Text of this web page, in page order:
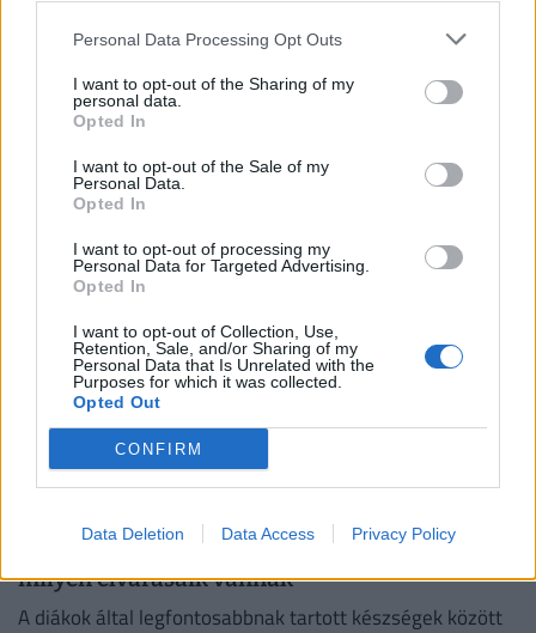
Personal Data Processing Opt Outs
I want to opt-out of the Sharing of my
personal data.
Opted In
I want to opt-out of the Sale of my
Personal Data.
Opted In
I want to opt-out of processing my
Personal Data for Targeted Advertising.
Opted In
I want to opt-out of Collection, Use,
Retention, Sale, and/or Sharing of my
Personal Data that Is Unrelated with the
Purposes for which it was collected.
Opted Out
CONFIRM
Data Deletion Data Access Privacy Policy
Így dolgoznak home officeból az élelmesek,
ezt legkönnyebben megteheted
Az IWG kutatása szerint a helyfüggetlen munkavégzés a
válaszadók 90%-ánál javította a munka és a magánélet
egyensúlyát, míg 80%-uk produktívabbnak érzi magát.
csak így hajlandók dolgozni: elképesztő,
milyen elvárásaik vannak
A diákok által legfontosabbnak tartott készségek között